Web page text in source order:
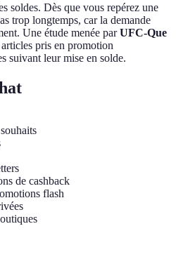
soldes. Dès que vous repérez une
trop longtemps, car la demande
Une étude menée parUFC-Que
pris en promotion
suivant leur mise en solde.
de cashback
flash